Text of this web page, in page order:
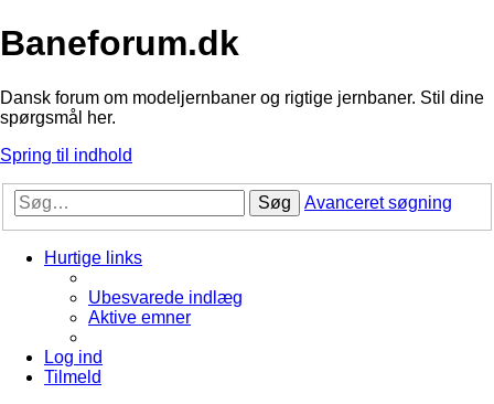
Baneforum.dk
Dansk forum om modeljernbaner og rigtige jernbaner. Stil dine
spørgsmål her.
Spring til indhold
Søg Avanceret søgning
Hurtige links
Ubesvarede indlæg
Aktive emner
Log ind
Tilmeld